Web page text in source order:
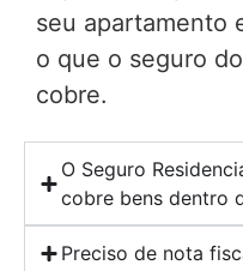
seu apartamento
o que o seguro
cobre.
O Seguro
cobre bens dentro
Preciso de nota